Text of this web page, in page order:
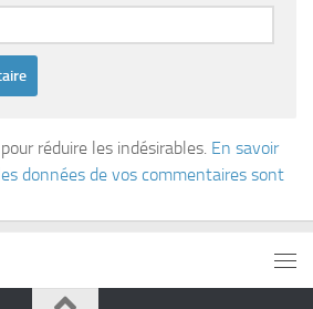
réduire les indésirables. En savoir
données de vos commentaires sont